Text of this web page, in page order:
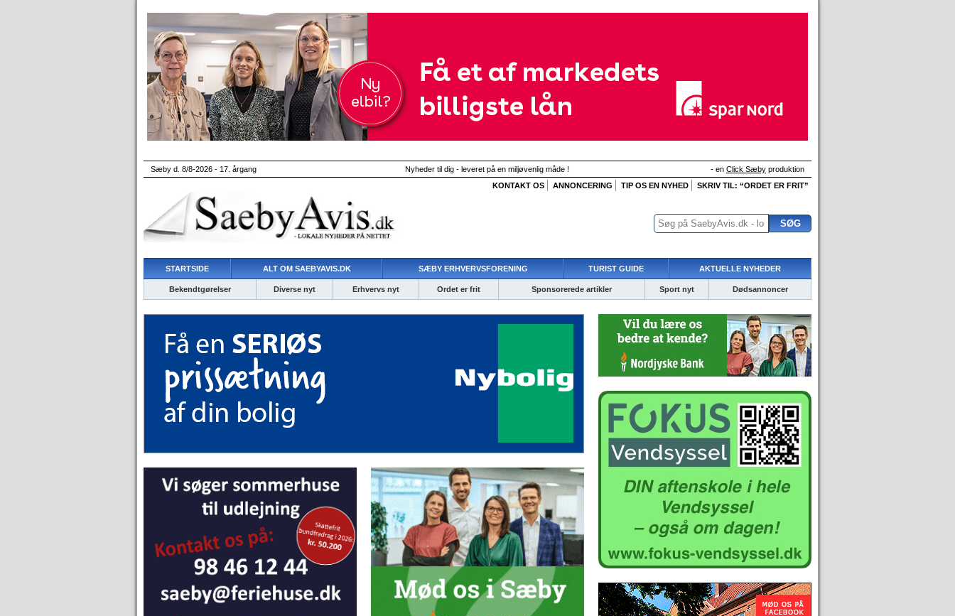
Sæby d. 8/8-2026 - 17. årgang Nyheder til dig - leveret på en miljøvenlig måde ! - en Click Sæby produktion
KONTAKT OS
ANNONCERING TIP OS EN NYHED SKRIV TIL: “ORDET ER FRIT”
STARTSIDE ALT OM SAEBYAVIS.DK SÆBY ERHVERVSFORENING TURIST GUIDE AKTUELLE NYHEDER
Bekendtgørelser Diverse nyt Erhvervs nyt Ordet er frit Sponsorerede artikler Sport nyt Dødsannoncer